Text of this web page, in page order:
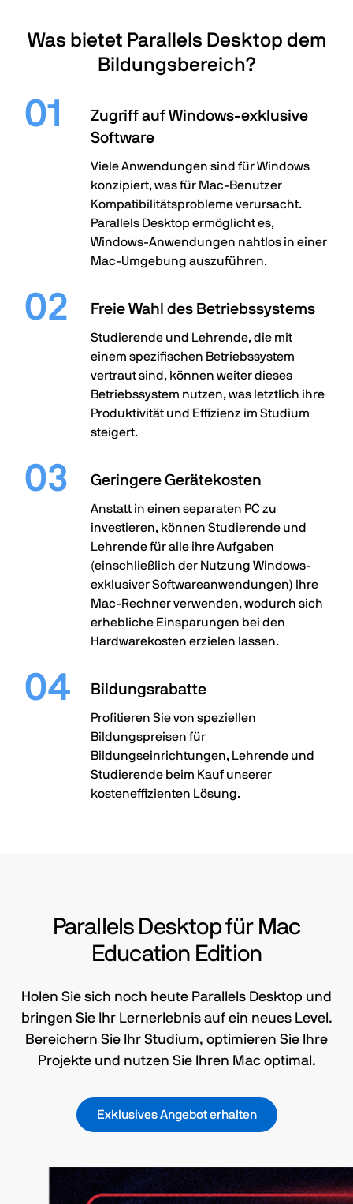
Was bietet Parallels Desktop dem
Bildungsbereich?
Zugriff auf Windows-exklusive
Software
Viele Anwendungen sind für Windows
konzipiert, was für Mac-Benutzer
Kompatibilitätsprobleme verursacht.
Parallels Desktop ermöglicht es,
Windows-Anwendungen nahtlos in einer
Mac-Umgebung auszuführen.
Freie Wahl des Betriebssystems
Studierende und Lehrende, die mit
einem spezifischen Betriebssystem
vertraut sind, können weiter dieses
Betriebssystem nutzen, was letztlich ihre
Produktivität und Effizienz im Studium
steigert.
Geringere Gerätekosten
Anstatt in einen separaten PC zu
investieren, können Studierende und
Lehrende für alle ihre Aufgaben
(einschließlich der Nutzung Windows-
exklusiver Softwareanwendungen) Ihre
Mac-Rechner verwenden, wodurch sich
erhebliche Einsparungen bei den
Hardwarekosten erzielen lassen.
Bildungsrabatte
Profitieren Sie von speziellen
Bildungspreisen für
Bildungseinrichtungen, Lehrende und
Studierende beim Kauf unserer
kosteneffizienten Lösung.
Parallels Desktop für Mac
Education Edition
Holen Sie sich noch heute Parallels Desktop und
bringen Sie Ihr Lernerlebnis auf ein neues Level.
Bereichern Sie Ihr Studium, optimieren Sie Ihre
Projekte und nutzen Sie Ihren Mac optimal.
Exklusives Angebot erhalten